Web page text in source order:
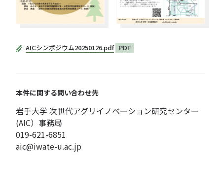
AICシンポジウム20250126.pdf PDF
本件に関する問い合わせ先
岩手大学 次世代アグリイノベーション研究センター
(AIC）事務局
019-621-6851
aic@iwate-u.ac.jp